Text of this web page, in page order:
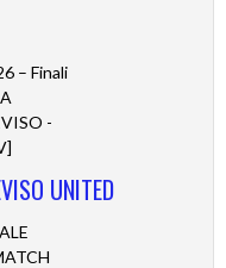
– Finali
-
UNITED